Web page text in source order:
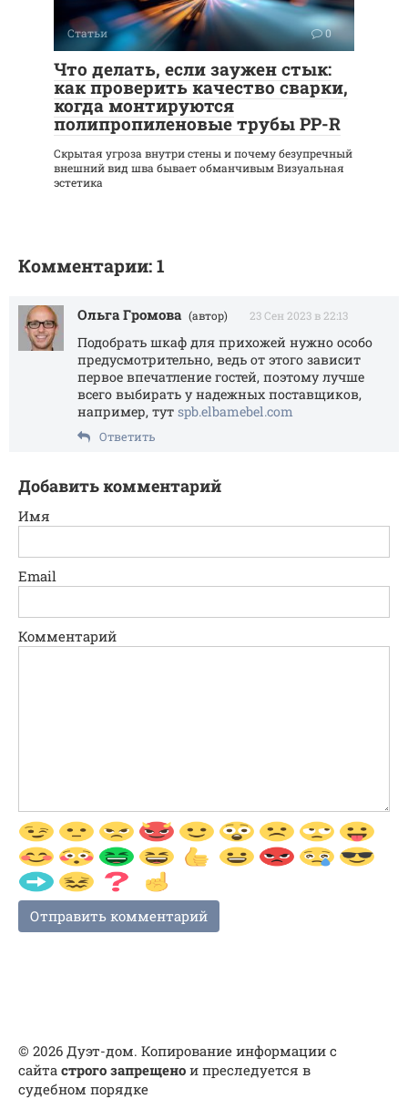
Статьи 0
Что делать, если заужен стык:
как проверить качество сварки,
когда монтируются
полипропиленовые трубы PP-R
Скрытая угроза внутри стены и почему безупречный
внешний вид шва бывает обманчивым Визуальная
эстетика
Комментарии: 1
Ольга Громова (автор) 23 Сен 2023 в 22:13
Подобрать шкаф для прихожей нужно особо
предусмотрительно, ведь от этого зависит
первое впечатление гостей, поэтому лучше
всего выбирать у надежных поставщиков,
например, тут spb.elbamebel.com
Ответить
Добавить комментарий
Имя
Email
Комментарий
© 2026 Дуэт-дом. Копирование информации с
сайта строго запрещено и преследуется в
судебном порядке